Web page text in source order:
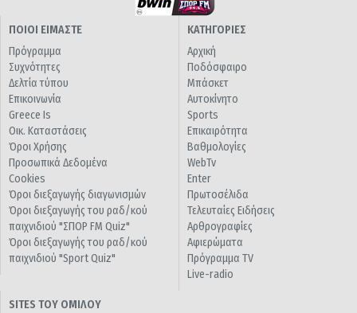
ΠΟΙΟΙ ΕΙΜΑΣΤΕ
Πρόγραμμα
Συχνότητες
Δελτία τύπου
Επικοινωνία
Greece Is
Οικ. Καταστάσεις
Όροι Χρήσης
Προσωπικά Δεδομένα
Cookies
Όροι διεξαγωγής διαγωνισμών
Όροι διεξαγωγής του ραδ/κού
παιχνιδιού "ΣΠΟΡ FM Quiz"
Όροι διεξαγωγής του ραδ/κού
παιχνιδιού "Sport Quiz"
ΚΑΤΗΓΟΡΙΕΣ
Αρχική
Ποδόσφαιρο
Μπάσκετ
Αυτοκίνητο
Sports
Επικαιρότητα
Βαθμολογίες
WebTv
Enter
Πρωτοσέλιδα
Τελευταίες Ειδήσεις
Αρθρογραφίες
Αφιερώματα
Πρόγραμμα TV
Live-radio
SITES ΤΟΥ ΟΜΙΛΟΥ